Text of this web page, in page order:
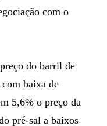
com o
do barril de
baixa de
5,6% o preço da
pré-sal a baixos